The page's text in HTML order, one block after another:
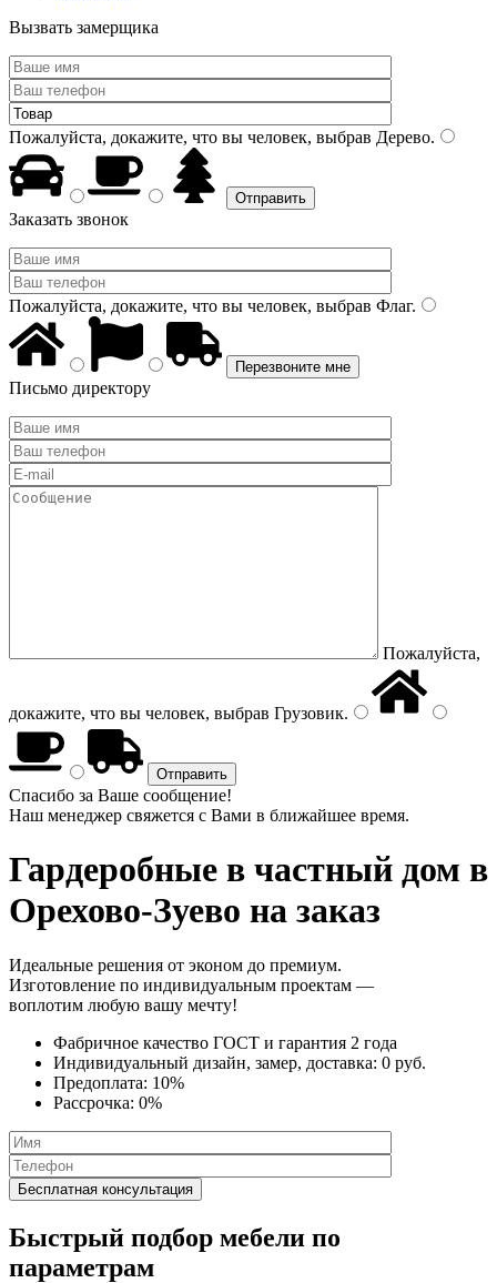
Вызвать замерщика
Пожалуйста, докажите, что вы человек, выбрав Дерево.
Заказать звонок
Пожалуйста, докажите, что вы человек, выбрав Флаг.
Письмо директору
Пожалуйста,
докажите, что вы человек, выбрав Грузовик.
Спасибо за Ваше сообщение!
Наш менеджер свяжется с Вами в ближайшее время.
Гардеробные в частный дом в
Орехово-Зуево на заказ
Идеальные решения от эконом до премиум.
Изготовление по индивидуальным проектам —
воплотим любую вашу мечту!
Фабричное качество ГОСТ и гарантия 2 года
Индивидуальный дизайн, замер, доставка: 0 руб.
Предоплата: 10%
Рассрочка: 0%
Быстрый подбор мебели по
параметрам